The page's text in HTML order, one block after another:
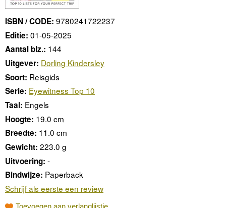
ISBN / CODE: 9780241722237
Editie: 01-05-2025
Aantal blz.: 144
Uitgever: Dorling Kindersley
Soort: Reisgids
Serie: Eyewitness Top 10
Taal: Engels
Hoogte: 19.0 cm
Breedte: 11.0 cm
Gewicht: 223.0 g
Uitvoering: -
Bindwijze: Paperback
Schrijf als eerste een review